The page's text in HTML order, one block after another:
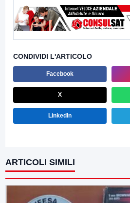
CONDIVIDI L'ARTICOLO
Facebook
X
LinkedIn
ARTICOLI SIMILI